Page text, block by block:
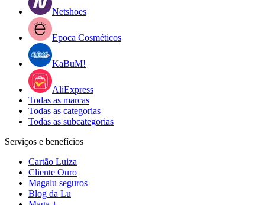
Netshoes
Epoca Cosméticos
KaBuM!
AliExpress
Todas as marcas
Todas as categorias
Todas as subcategorias
Serviços e benefícios
Cartão Luiza
Cliente Ouro
Magalu seguros
Blog da Lu